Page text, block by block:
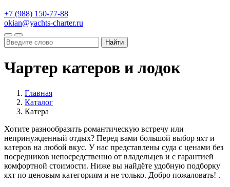
+7 (988) 150-77-88
okian@yachts-charter.ru
Найти
Чартер катеров и лодок
Главная
Каталог
Катера
Хотите разнообразить романтическую встречу или
непринужденный отдых? Перед вами большой выбор яхт и
катеров на любой вкус. У нас представлены суда с ценами без
посредников непосредственно от владельцев и с гарантией
комфортной стоимости. Ниже вы найдёте удобную подборку
яхт по ценовым категориям и не только. Добро пожаловать! .